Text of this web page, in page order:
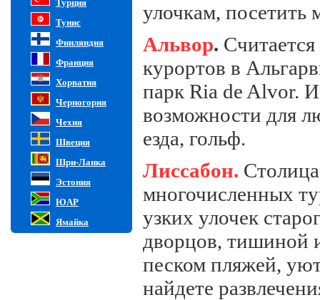
Турция
Тунис
Финляндия
Франция
Хорватия
Черногория
Чехия
Швеция
Шри-Ланка
Эстония
ЮАР
Ямайка
улочкам, посетить
Альвор. Считается
курортов в
парк Ria de Alvor.
возможности для
езда, гольф.
Лиссабон.
многочисленных
узких улочек
дворцов, тишиной
песком пляжей,
найдете